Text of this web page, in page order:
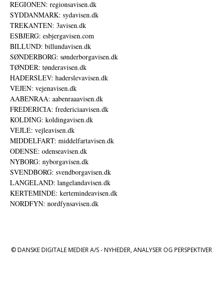
REGIONEN: regionsavisen.dk
SYDDANMARK: sydavisen.dk
TREKANTEN: 3avisen.dk
ESBJERG: esbjergavisen.com
BILLUND: billundavisen.dk
SØNDERBORG: sønderborgavisen.dk
TØNDER: tønderavisen.dk
HADERSLEV: haderslevavisen.dk
VEJEN: vejenavisen.dk
AABENRAA: aabenraaavisen.dk
FREDERICIA: fredericiaavisen.dk
KOLDING: koldingavisen.dk
VEJLE: vejleavisen.dk
MIDDELFART: middelfartavisen.dk
ODENSE: odenseavisen.dk
NYBORG: nyborgavisen.dk
SVENDBORG: svendborgavisen.dk
LANGELAND: langelandavisen.dk
KERTEMINDE: kertemindeavisen.dk
NORDFYN: nordfynsavisen.dk
© DANSKE DIGITALE MEDIER A/S - NYHEDER, ANALYSER OG PERSPEKTIVER